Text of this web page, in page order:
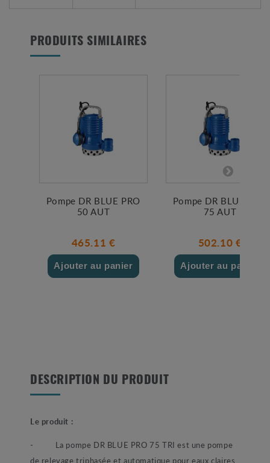
PRODUITS SIMILAIRES
Pompe DR BLUE PRO
50 AUT
465.11 €
Ajouter au panier
Pompe DR BLUE PRO
75 AUT
502.10 €
Ajouter au panier
DESCRIPTION DU PRODUIT
Le produit :
- La pompe DR BLUE PRO 75 TRI est une pompe
de relevage triphasée et automatique pour eaux claires